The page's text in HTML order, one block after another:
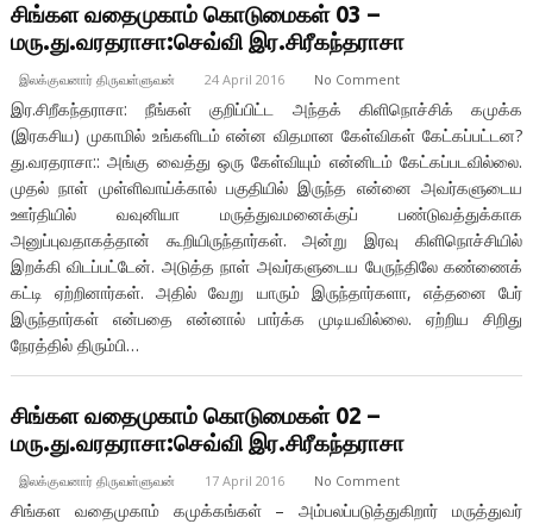
சிங்கள வதைமுகாம் கொடுமைகள் 03 –
மரு.து.வரதராசா:செவ்வி இர.சிரீகந்தராசா
இலக்குவனார் திருவள்ளுவன் 24 April 2016 No Comment
இர.சிறீகந்தராசா: நீங்கள் குறிப்பிட்ட அந்தக் கிளிநொச்சிக் கமுக்க
(இரகசிய) முகாமில் உங்களிடம் என்ன விதமான கேள்விகள் கேட்கப்பட்டன?
து.வரதராசா:: அங்கு வைத்து ஒரு கேள்வியும் என்னிடம் கேட்கப்படவில்லை.
முதல் நாள் முள்ளிவாய்க்கால் பகுதியில் இருந்த என்னை அவர்களுடைய
ஊர்தியில் வவுனியா மருத்துவமனைக்குப் பண்டுவத்துக்காக
அனுப்புவதாகத்தான் கூறியிருந்தார்கள். அன்று இரவு கிளிநொச்சியில்
இறக்கி விடப்பட்டேன். அடுத்த நாள் அவர்களுடைய பேருந்திலே கண்ணைக்
கட்டி ஏற்றினார்கள். அதில் வேறு யாரும் இருந்தார்களா, எத்தனை பேர்
இருந்தார்கள் என்பதை என்னால் பார்க்க முடியவில்லை. ஏற்றிய சிறிது
நேரத்தில் திரும்பி…
சிங்கள வதைமுகாம் கொடுமைகள் 02 –
மரு.து.வரதராசா:செவ்வி இர.சிரீகந்தராசா
இலக்குவனார் திருவள்ளுவன் 17 April 2016 No Comment
சிங்கள வதைமுகாம் கமுக்கங்கள் – அம்பலப்படுத்துகிறார் மருத்துவர்